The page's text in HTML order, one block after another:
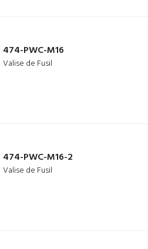
474-PWC-M16
Valise de Fusil
474-PWC-M16-2
Valise de Fusil